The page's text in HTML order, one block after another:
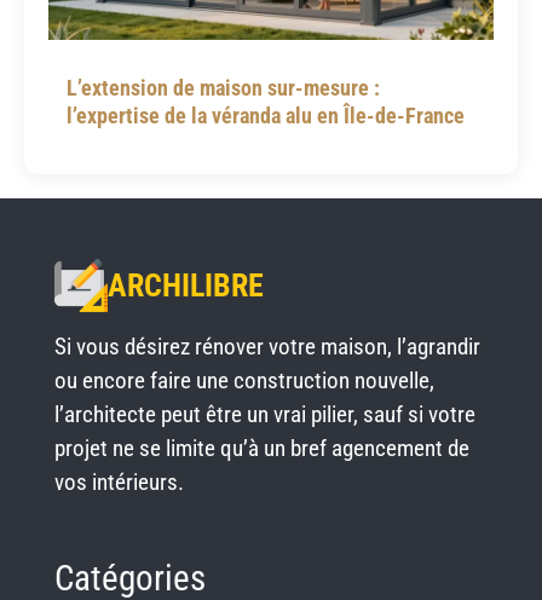
L’extension de maison sur-mesure :
l’expertise de la véranda alu en Île-de-France
ARCHILIBRE
Si vous désirez rénover votre maison, l’agrandir
ou encore faire une construction nouvelle,
l’architecte peut être un vrai pilier, sauf si votre
projet ne se limite qu’à un bref agencement de
vos intérieurs.
Catégories